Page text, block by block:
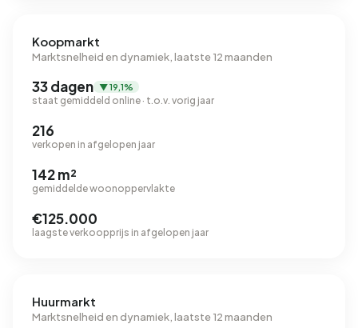
Koopmarkt
Marktsnelheid en dynamiek, laatste 12 maanden
33 dagen ▼ 19,1%
staat gemiddeld online · t.o.v. vorig jaar
216
verkopen in afgelopen jaar
142 m²
gemiddelde woonoppervlakte
€125.000
laagste verkoopprijs in afgelopen jaar
Huurmarkt
Marktsnelheid en dynamiek, laatste 12 maanden